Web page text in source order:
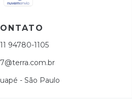
11 94780-1105
- São Paulo